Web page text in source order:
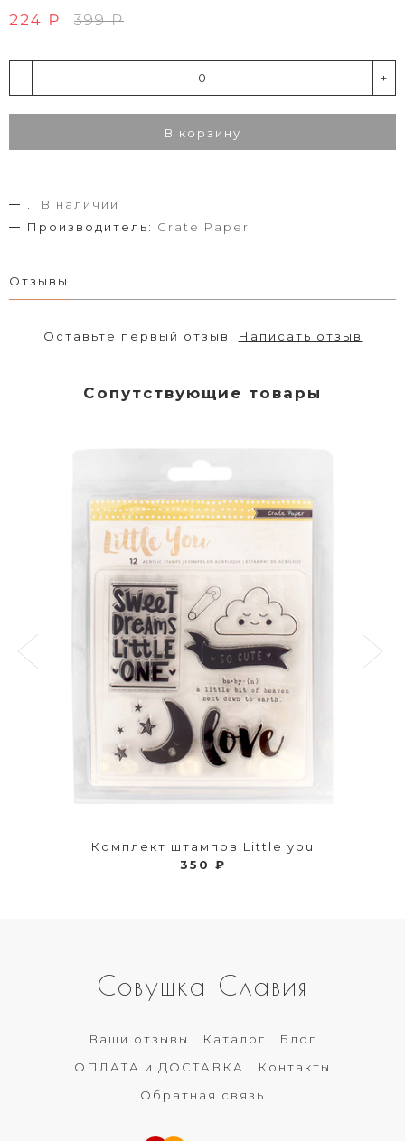
224 ₽ 399 ₽
- +
В корзину
.:
В наличии
Производитель: Crate Paper
Отзывы
Оставьте первый отзыв! Написать отзыв
Сопутствующие товары
Комплект штампов Little you
350 ₽
Совушка Славия
Ваши отзывы Каталог
Блог
ОПЛАТА и ДОСТАВКА
Контакты
Обратная связь